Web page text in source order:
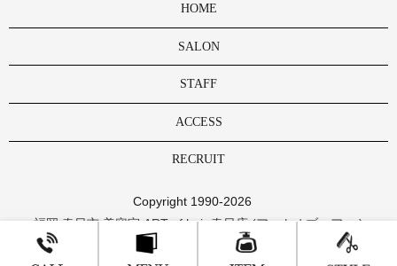
HOME
SALON
STAFF
ACCESS
RECRUIT
Copyright 1990-2026
福岡 春日市 美容室 ART of hair 春日店 (アートオブヘアー )